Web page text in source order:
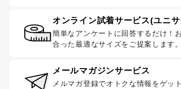
オンライン試着サービス(ユニ
簡単なアンケートに回答するだけ！
合った最適なサイズをご提案します。
メールマガジンサービス
メルマガ登録でオトクな情報をゲッ